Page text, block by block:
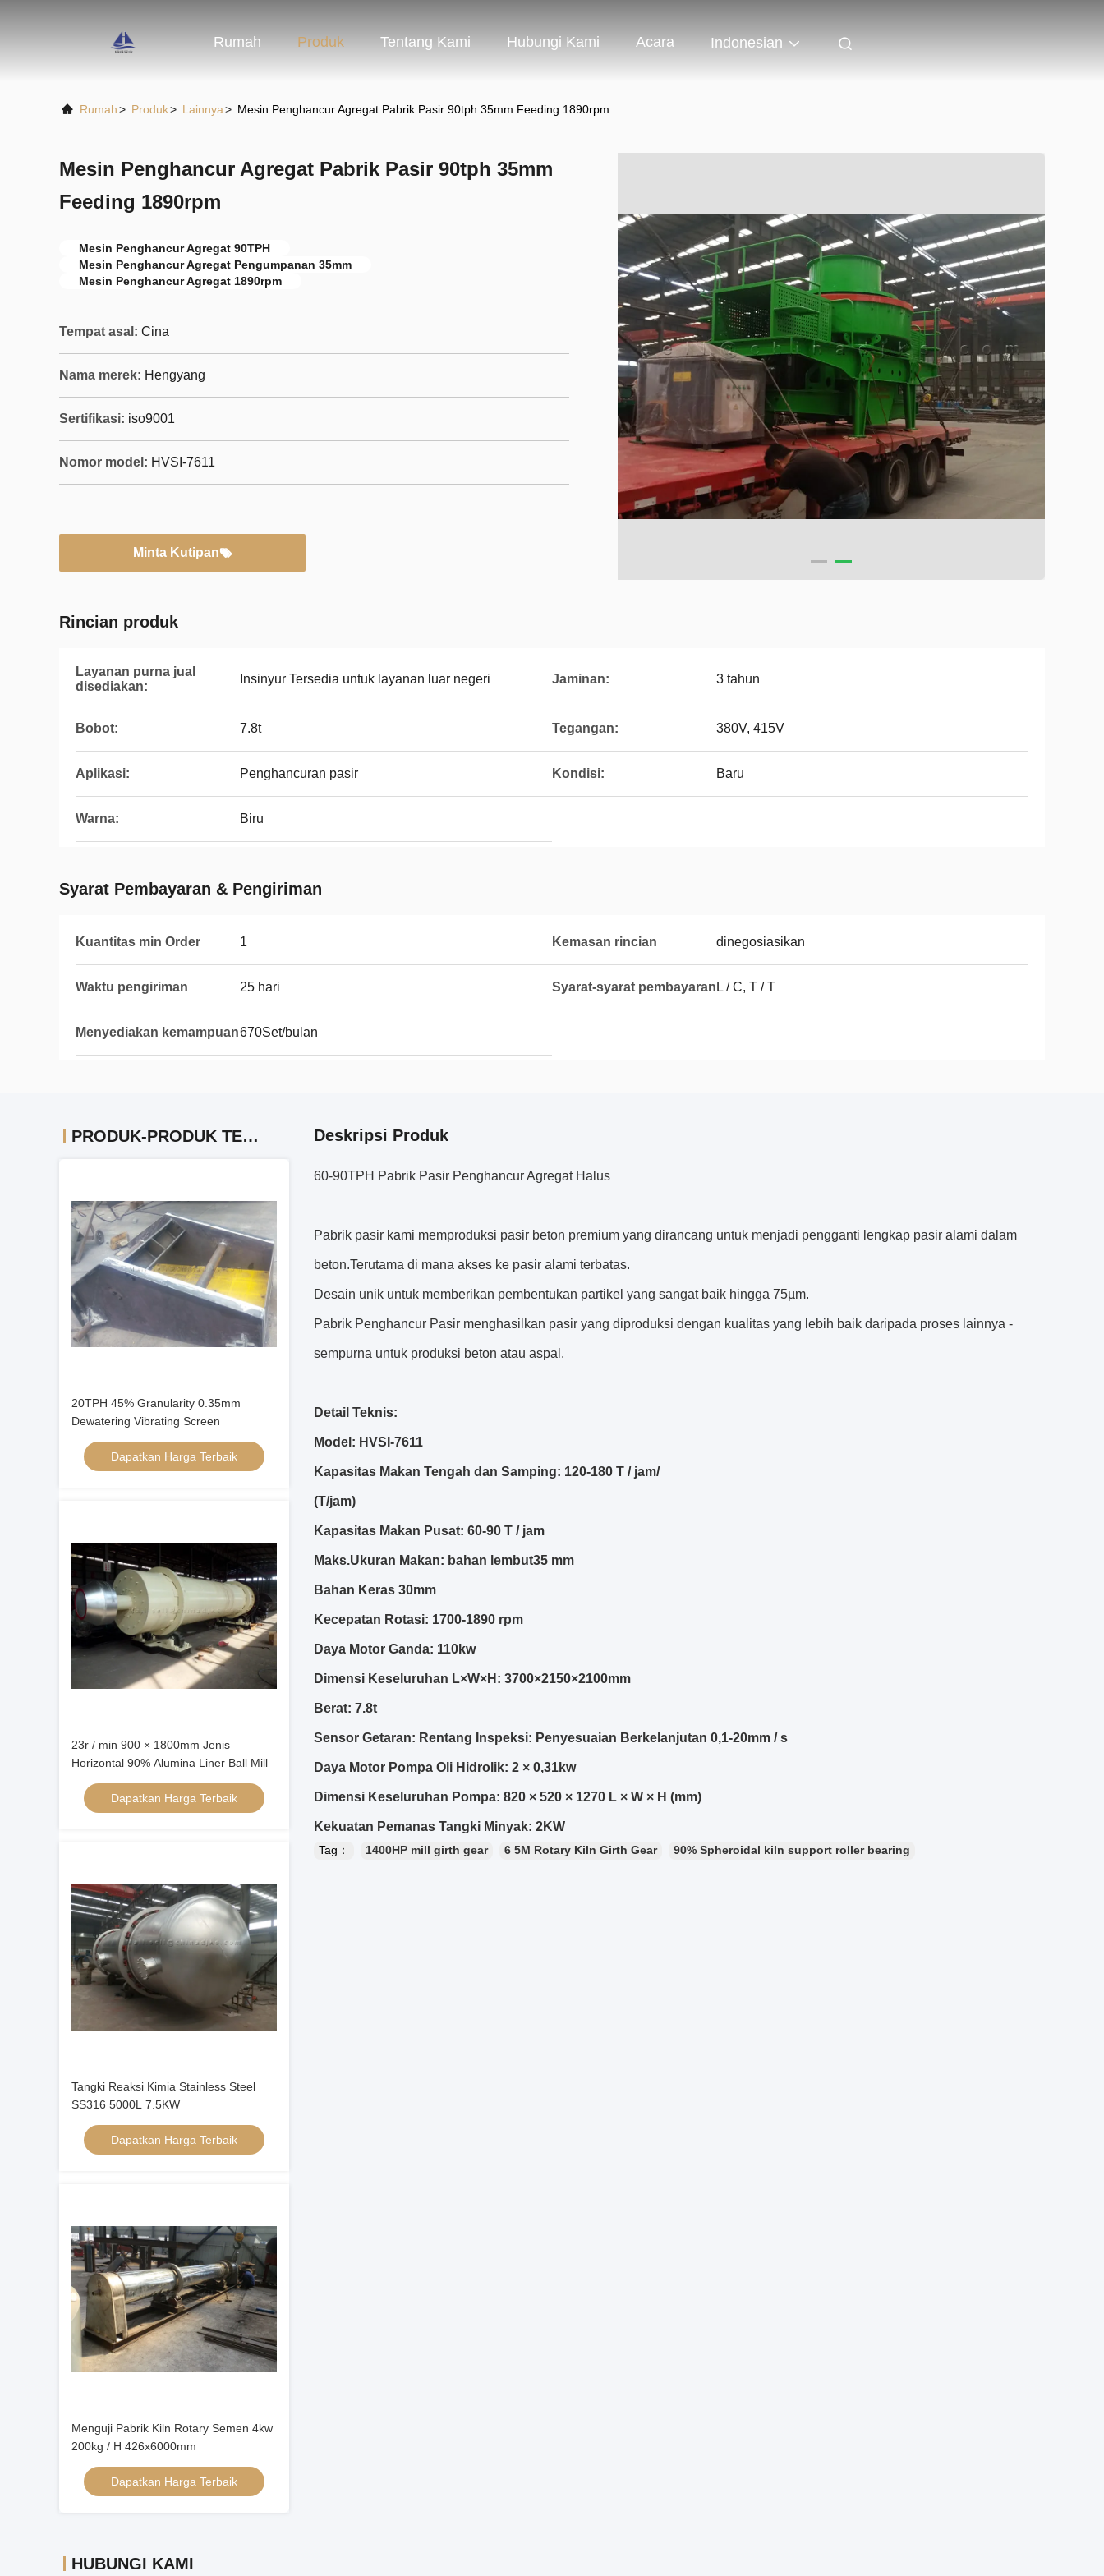
Rumah Produk Tentang Kami Hubungi Kami Acara Indonesian
Rumah> Produk> Lainnya> Mesin Penghancur Agregat Pabrik Pasir 90tph 35mm Feeding 1890rpm
Mesin Penghancur Agregat Pabrik Pasir 90tph 35mm
Feeding 1890rpm
Mesin Penghancur Agregat 90TPH
Mesin Penghancur Agregat Pengumpanan 35mm
Mesin Penghancur Agregat 1890rpm
Tempat asal: Cina
Nama merek: Hengyang
Sertifikasi: iso9001
Nomor model: HVSI-7611
Minta Kutipan
Rincian produk
Layanan purna jual
disediakan:
Insinyur Tersedia untuk layanan luar negeri Jaminan: 3 tahun
Bobot: 7.8t Tegangan: 380V, 415V
Aplikasi: Penghancuran pasir Kondisi: Baru
Warna: Biru
Syarat Pembayaran & Pengiriman
Kuantitas min Order 1 Kemasan rincian dinegosiasikan
Waktu pengiriman 25 hari Syarat-syarat pembayaran L / C, T / T
Menyediakan kemampuan670Set/bulan
PRODUK-PRODUK TERKAIT
20TPH 45% Granularity 0.35mm
Dewatering Vibrating Screen
Dapatkan Harga Terbaik
23r / min 900 × 1800mm Jenis
Horizontal 90% Alumina Liner Ball Mill
Dapatkan Harga Terbaik
Tangki Reaksi Kimia Stainless Steel
SS316 5000L 7.5KW
Dapatkan Harga Terbaik
Menguji Pabrik Kiln Rotary Semen 4kw
200kg / H 426x6000mm
Dapatkan Harga Terbaik
HUBUNGI KAMI
Deskripsi Produk
60-90TPH Pabrik Pasir Penghancur Agregat Halus
Pabrik pasir kami memproduksi pasir beton premium yang dirancang untuk menjadi pengganti lengkap pasir alami dalam
beton.Terutama di mana akses ke pasir alami terbatas.
Desain unik untuk memberikan pembentukan partikel yang sangat baik hingga 75µm.
Pabrik Penghancur Pasir menghasilkan pasir yang diproduksi dengan kualitas yang lebih baik daripada proses lainnya -
sempurna untuk produksi beton atau aspal.
Detail Teknis:
Model: HVSI-7611
Kapasitas Makan Tengah dan Samping: 120-180 T / jam/
(T/jam)
Kapasitas Makan Pusat: 60-90 T / jam
Maks.Ukuran Makan: bahan lembut35 mm
Bahan Keras 30mm
Kecepatan Rotasi: 1700-1890 rpm
Daya Motor Ganda: 110kw
Dimensi Keseluruhan L×W×H: 3700×2150×2100mm
Berat: 7.8t
Sensor Getaran: Rentang Inspeksi: Penyesuaian Berkelanjutan 0,1-20mm / s
Daya Motor Pompa Oli Hidrolik: 2 × 0,31kw
Dimensi Keseluruhan Pompa: 820 × 520 × 1270 L × W × H (mm)
Kekuatan Pemanas Tangki Minyak: 2KW
Tag： 1400HP mill girth gear 6 5M Rotary Kiln Girth Gear 90% Spheroidal kiln support roller bearing